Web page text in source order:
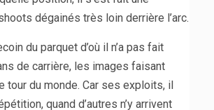
dégainés très loin derrière l’arc.
du parquet d’où il n’a pas fait
de carrière, les images faisant
tour du monde. Car ses exploits, il
quand d’autres n’y arrivent